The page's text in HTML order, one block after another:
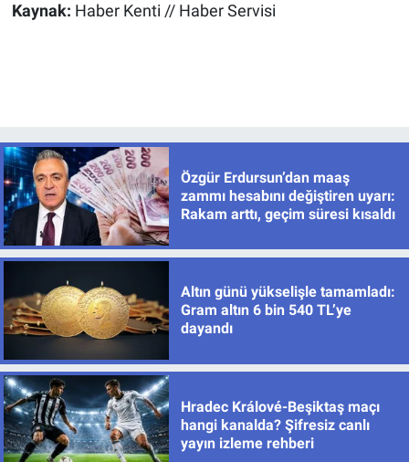
Kaynak: Haber Kenti // Haber Servisi
Özgür Erdursun’dan maaş
zammı hesabını değiştiren uyarı:
Rakam arttı, geçim süresi kısaldı
Altın günü yükselişle tamamladı:
Gram altın 6 bin 540 TL’ye
dayandı
Hradec Králové-Beşiktaş maçı
hangi kanalda? Şifresiz canlı
yayın izleme rehberi